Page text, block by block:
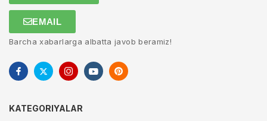
EMAIL
Barcha xabarlarga albatta javob beramiz!
KATEGORIYALAR